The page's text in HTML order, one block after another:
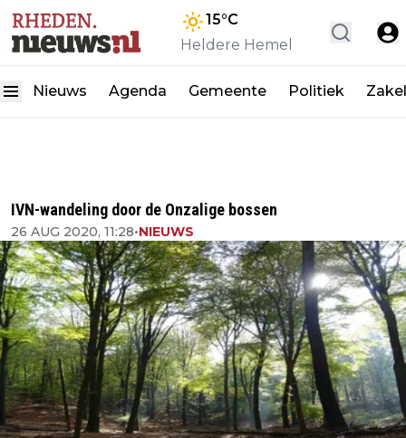
15°C
Heldere Hemel
Nieuws Agenda Gemeente Politiek
IVN-wandeling door de Onzalige bossen
26 AUG 2020, 11:28•NIEUWS